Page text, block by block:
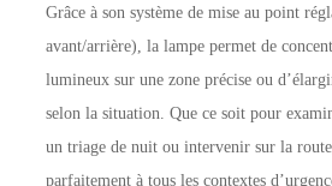
Grâce à son système de mise au point
avant/arrière), la lampe permet de
lumineux sur une zone précise ou
selon la situation. Que ce soit pour
un triage de nuit ou intervenir sur la
parfaitement à tous les contextes